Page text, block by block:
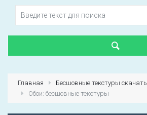
Первый раз?
Главная
Бесшовные текстуры скачать
Обои: бесшовные текстуры